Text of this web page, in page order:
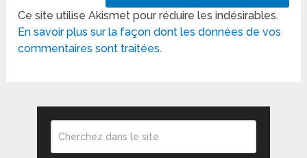
Ce site utilise Akismet pour réduire les indésirables.
En savoir plus sur la façon dont les données de vos
commentaires sont traitées.